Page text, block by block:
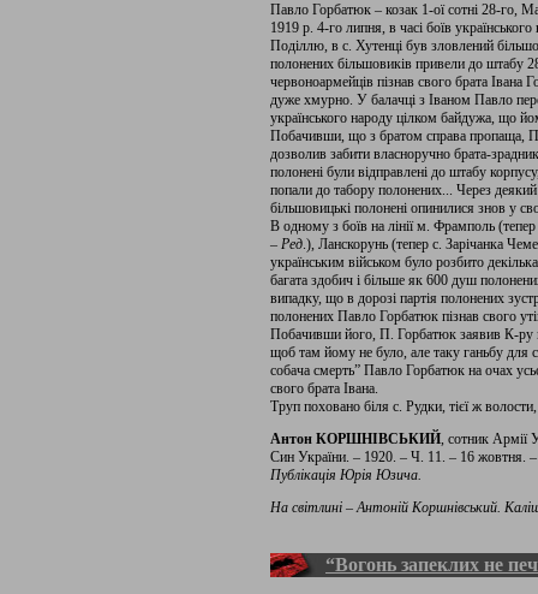
Павло Горбатюк – козак 1-ої сотні 28-го,
1919 р. 4-го липня, в часі боїв
Поділлю, в с. Хутенці був зловлений
полонених більшовиків привели до штабу
червоноармейців пізнав свого брата Івана
дуже хмурно. У балачці з Іваном Павло
українського народу цілком байдужа, що
Побачивши, що з братом справа пропаща,
дозволив забити власноручно брата-
полонені були відправлені до штабу
попали до табору полонених... Через
більшовицькі полонені опинилися знов у
В одному з боїв на лінії м. Фрамполь
– Ред.), Ланскорунь (тепер с. Зарічанка
українським військом було розбито
багата здобич і більше як 600 душ
випадку, що в дорозі партія полонених
полонених Павло Горбатюк пізнав свого
Побачивши його, П. Горбатюк заявив К-ру
щоб там йому не було, але таку ганьбу для
собача смерть” Павло Горбатюк на очах
свого брата Івана.
Труп поховано біля с. Рудки, тієї ж
Антон КОРШНІВСЬКИЙ, сотник Армії
Син України. – 1920. – Ч. 11. – 16 жовтня.
Публікація Юрія Юзича.
На світлині – Антоній Коршнівський.
“Вогонь запеклих не